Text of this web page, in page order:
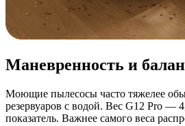
Маневренность и
Моющие пылесосы часто тяжелее
резервуаров с водой. Вес G12 Pro —
показатель. Важнее самого веса